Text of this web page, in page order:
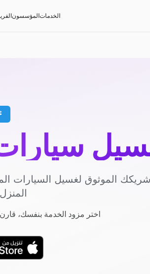
الخدماتالمؤسسون
شريكك الموثوق لغسيل السيارات
اختر مزود الخدمة بنفسك،